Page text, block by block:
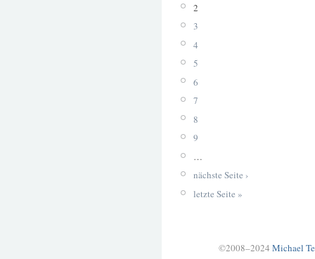
2
3
4
5
6
7
8
9
…
nächste Seite ›
letzte Seite »
©2008–2024 Michael